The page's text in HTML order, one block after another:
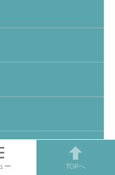
ー TOPへ